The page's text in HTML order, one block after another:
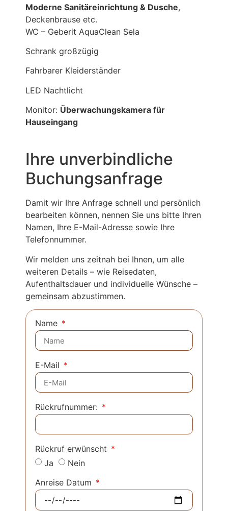
Moderne Sanitäreinrichtung & Dusche,
Deckenbrause etc.
WC – Geberit AquaClean Sela
Schrank großzügig
Fahrbarer Kleiderständer
LED Nachtlicht
Monitor: Überwachungskamera für
Hauseingang
Ihre unverbindliche
Buchungsanfrage
Damit wir Ihre Anfrage schnell und persönlich
bearbeiten können, nennen Sie uns bitte Ihren
Namen, Ihre E-Mail-Adresse sowie Ihre
Telefonnummer.
Wir melden uns zeitnah bei Ihnen, um alle
weiteren Details – wie Reisedaten,
Aufenthaltsdauer und individuelle Wünsche –
gemeinsam abzustimmen.
Name
E-Mail
Rückrufnummer:
Rückruf erwünscht
Ja
Nein
Anreise Datum